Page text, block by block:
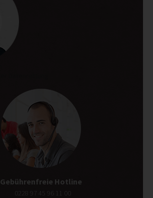
Gebührenfreie Hotline
0228 97 45 96 11 00